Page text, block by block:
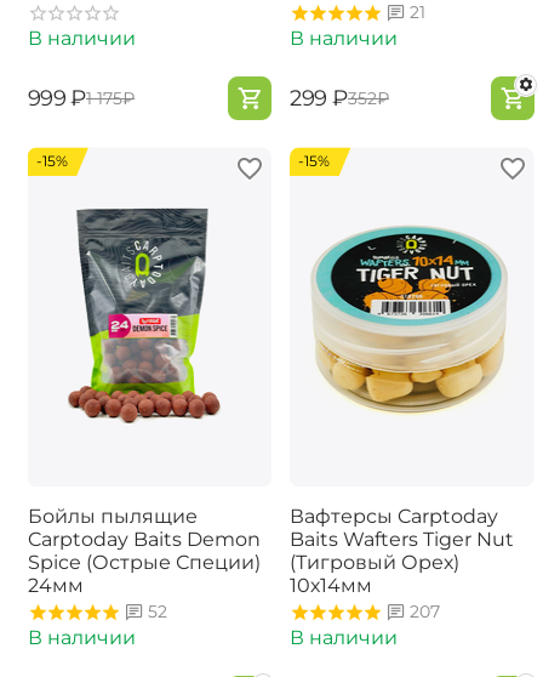
В наличии
‍999‍ ₽‍1 175‍₽
21
В наличии
‍299‍ ₽‍352‍₽
-15%
Бойлы пылящие
Carptoday Baits Demon
Spice (Острые Специи)
24мм
52
В наличии
-15%
Вафтерсы Carptoday
Baits Wafters Tiger Nut
(Тигровый Орех)
10х14мм
207
В наличии